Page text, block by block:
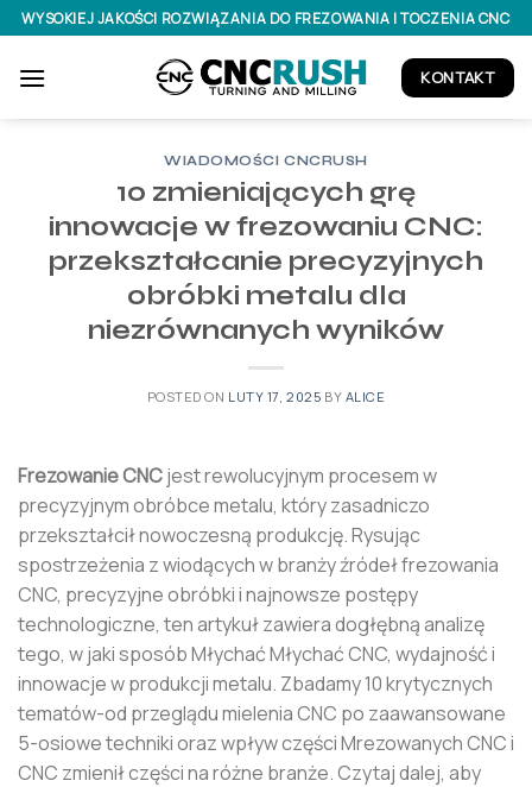
Skip
to
content
WYSOKIEJ JAKOŚCI ROZWIĄZANIA DO FREZOWANIA I TOCZENIA CNC
KONTAKT
WIADOMOŚCI CNCRUSH
10 zmieniających grę
innowacje w frezowaniu CNC:
przekształcanie precyzyjnych
obróbki metalu dla
niezrównanych wyników
POSTED ON LUTY 17, 2025 BY ALICE
Frezowanie CNCjest rewolucyjnym procesem w
precyzyjnym obróbce metalu, który zasadniczo
przekształcił nowoczesną produkcję. Rysując
spostrzeżenia z wiodących w branży źródeł frezowania
CNC, precyzyjne obróbki i najnowsze postępy
technologiczne, ten artykuł zawiera dogłębną analizę
tego, w jaki sposób Młychać Młychać CNC, wydajność i
innowacje w produkcji metalu. Zbadamy 10 krytycznych
tematów-od przeglądu mielenia CNC po zaawansowane
5-osiowe techniki oraz wpływ części Mrezowanych CNC i
CNC zmienił części na różne branże. Czytaj dalej, aby